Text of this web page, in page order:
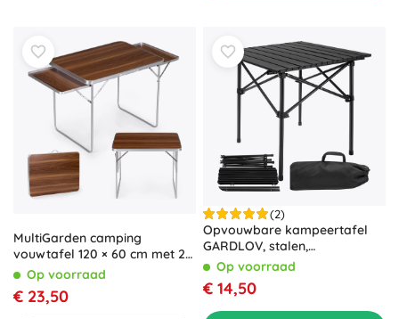
MultiGarden camping
vouwtafel 120 × 60 cm met 2
zijplanken, bruin
Op voorraad
€ 23,50
(2)
Opvouwbare kampeertafel
GARDLOV, stalen,
draagvermogen 70 kg, zwart
Op voorraad
€ 14,50